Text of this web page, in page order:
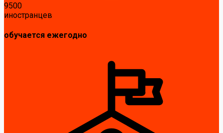
9500
иностранцев
обучается ежегодно